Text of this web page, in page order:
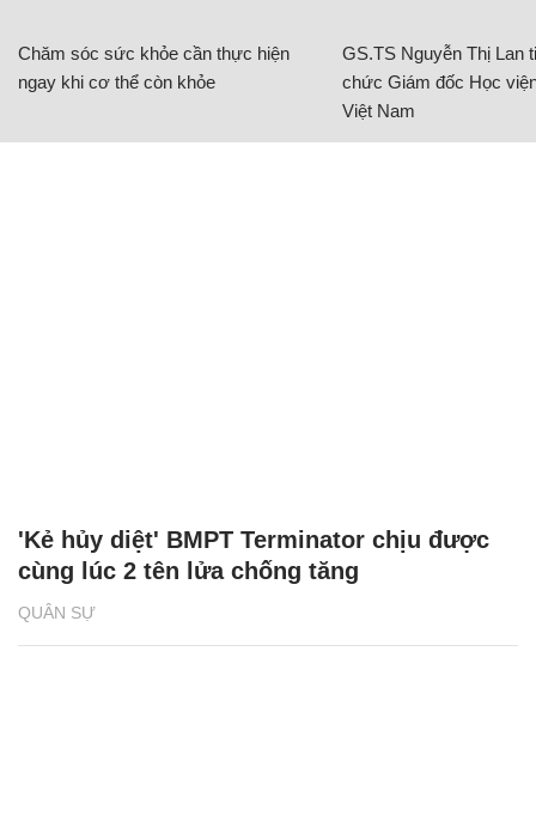
Chăm sóc sức khỏe cần thực hiện
ngay khi cơ thể còn khỏe
GS.TS Nguyễn Thị Lan
chức Giám đốc Học
Việt Nam
QUÂN SỰ
'Kẻ hủy diệt' BMPT Terminator chịu được
cùng lúc 2 tên lửa chống tăng